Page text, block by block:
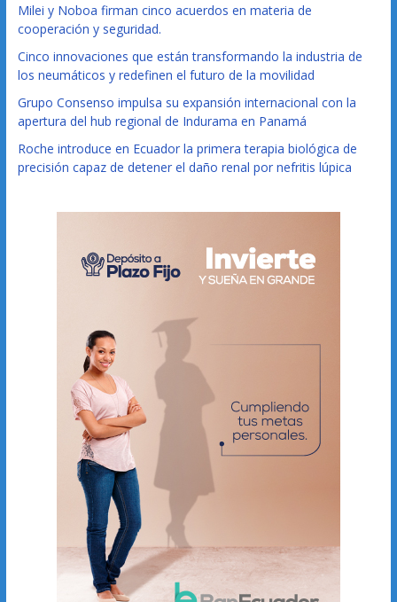
Milei y Noboa firman cinco acuerdos en materia de
cooperación y seguridad.
Cinco innovaciones que están transformando la industria de
los neumáticos y redefinen el futuro de la movilidad
Grupo Consenso impulsa su expansión internacional con la
apertura del hub regional de Indurama en Panamá
Roche introduce en Ecuador la primera terapia biológica de
precisión capaz de detener el daño renal por nefritis lúpica